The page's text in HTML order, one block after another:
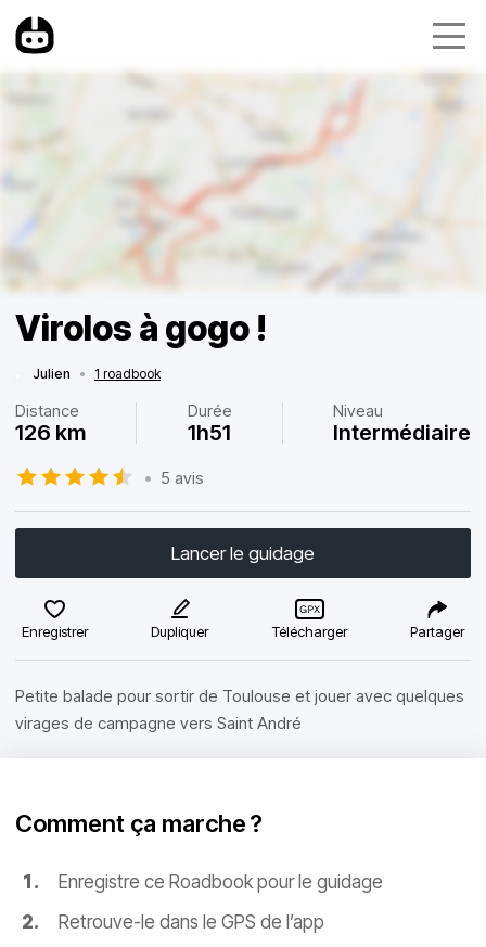
Virolos à gogo !
Julien • 1 roadbook
Distance
126 km
Durée
1h51
Niveau
Intermédiaire
• 5 avis
Lancer le guidage
Enregistrer Dupliquer Télécharger Partager
Petite balade pour sortir de Toulouse et jouer avec quelques
virages de campagne vers Saint André
Comment ça marche ?
Enregistre ce Roadbook pour le guidage
Retrouve-le dans le GPS de l’app